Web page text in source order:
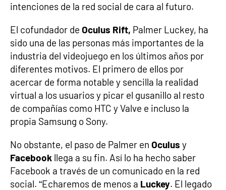
intenciones de la red social de cara al futuro.
El cofundador de Oculus Rift, Palmer Luckey, ha
sido una de las personas más importantes de la
industria del videojuego en los últimos años por
diferentes motivos. El primero de ellos por
acercar de forma notable y sencilla la realidad
virtual a los usuarios y picar el gusanillo al resto
de compañías como HTC y Valve e incluso la
propia Samsung o Sony.
No obstante, el paso de Palmer en Oculus y
Facebook llega a su fin. Así lo ha hecho saber
Facebook a través de un comunicado en la red
social. “Echaremos de menos a Luckey. El legado